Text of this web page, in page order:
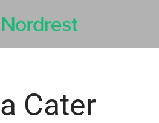
Cater